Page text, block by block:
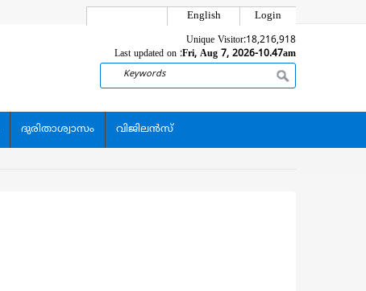
Login
English
Unique Visitor:18,216,918
Last updated on :Fri, Aug 7, 2026-10.47am
Search
ദുരിതാശ്വാസം വിജിലന്‍സ്